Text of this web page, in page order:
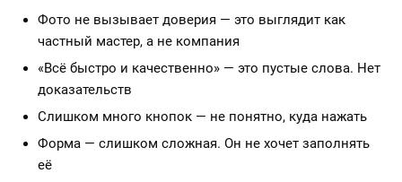
Фото не вызывает доверия — это выглядит как
частный мастер, а не компания
«Всё быстро и качественно» — это пустые слова. Нет
доказательств
Слишком много кнопок — не понятно, куда нажать
Форма — слишком сложная. Он не хочет заполнять
её